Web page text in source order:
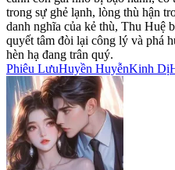
trong sự ghẻ lạnh, lòng thù hận
danh nghĩa của kẻ thù, Thu Huệ
quyết tâm đòi lại công lý và phá
hèn hạ đang trân quý.
Phiêu LưuHuyền HuyễnKinh Dị